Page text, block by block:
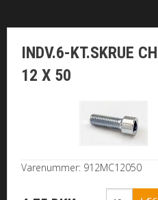
INDV.6-KT.SKRUE
12 X 50
Varenummer: 912MC12050